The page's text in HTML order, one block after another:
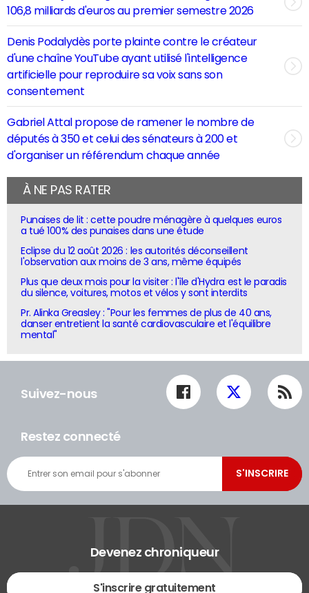
106,8 milliards d'euros au premier semestre 2026
Denis Podalydès porte plainte contre le créateur
d'une chaîne YouTube ayant utilisé l'intelligence
artificielle pour reproduire sa voix sans son
consentement
Gabriel Attal propose de ramener le nombre de
députés à 350 et celui des sénateurs à 200 et
d'organiser un référendum chaque année
À NE PAS RATER
Punaises de lit : cette poudre ménagère à quelques euros
a tué 100% des punaises dans une étude
Eclipse du 12 août 2026 : les autorités déconseillent
l'observation aux moins de 3 ans, même équipés
Plus que deux mois pour la visiter : l'île d'Hydra est le paradis
du silence, voitures, motos et vélos y sont interdits
Pr. Alinka Greasley : "Pour les femmes de plus de 40 ans,
danser entretient la santé cardiovasculaire et l'équilibre
mental"
Suivez-nous
Restez connecté
Devenez chroniqueur
S'inscrire gratuitement